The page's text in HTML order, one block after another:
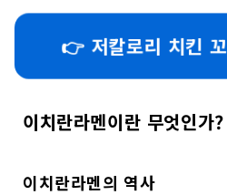
👉 저칼로리 치킨
이치란라멘이란 무엇인가?
이치란라멘의 역사